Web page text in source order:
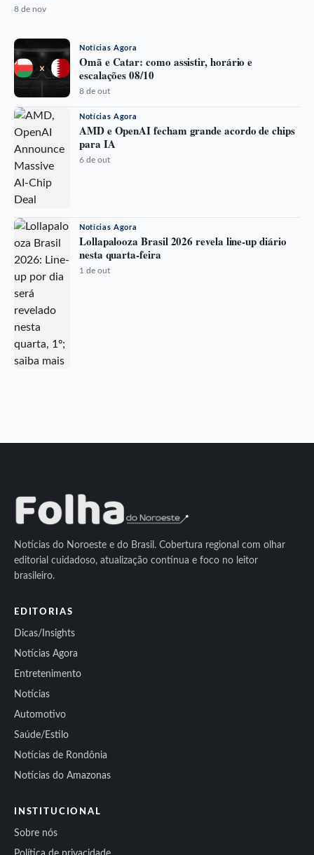
8 de nov
Notícias Agora
Omã e Catar: como assistir, horário e
escalações 08/10
8 de out
Notícias Agora
AMD e OpenAI fecham grande acordo de chips
para IA
6 de out
Notícias Agora
Lollapalooza Brasil 2026 revela line-up diário
nesta quarta-feira
1 de out
Notícias do Noroeste e do Brasil. Cobertura regional com olhar
editorial cuidadoso, atualização contínua e foco no leitor
brasileiro.
EDITORIAS
Dicas/Insights
Notícias Agora
Entretenimento
Notícias
Automotivo
Saúde/Estilo
Notícias de Rondônia
Notícias do Amazonas
INSTITUCIONAL
Sobre nós